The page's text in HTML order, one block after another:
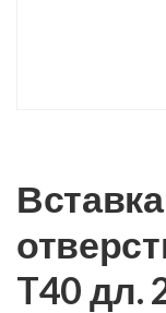
T40 дл.